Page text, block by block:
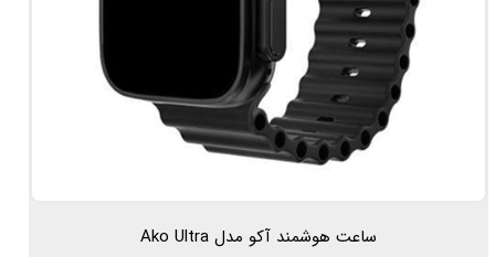
ساعت هوشمند آکو مدل Ako Ultra